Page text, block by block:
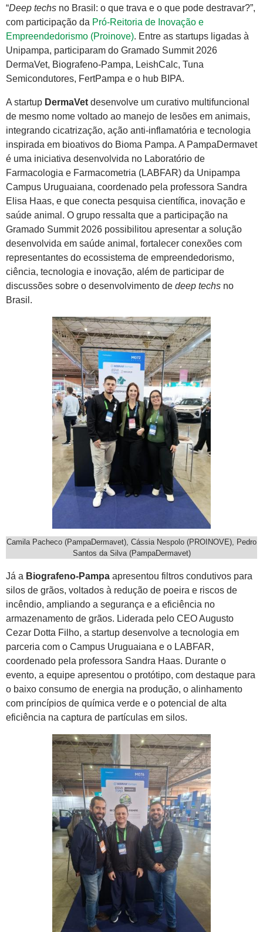
“Deep techs no Brasil: o que trava e o que pode destravar?”,
com participação da Pró-Reitoria de Inovação e
Empreendedorismo (Proinove). Entre as startups ligadas à
Unipampa, participaram do Gramado Summit 2026
DermaVet, Biografeno-Pampa, LeishCalc, Tuna
Semicondutores, FertPampa e o hub BIPA.
A startup DermaVet desenvolve um curativo multifuncional
de mesmo nome voltado ao manejo de lesões em animais,
integrando cicatrização, ação anti-inflamatória e tecnologia
inspirada em bioativos do Bioma Pampa. A PampaDermavet
é uma iniciativa desenvolvida no Laboratório de
Farmacologia e Farmacometria (LABFAR) da Unipampa
Campus Uruguaiana, coordenado pela professora Sandra
Elisa Haas, e que conecta pesquisa científica, inovação e
saúde animal. O grupo ressalta que a participação na
Gramado Summit 2026 possibilitou apresentar a solução
desenvolvida em saúde animal, fortalecer conexões com
representantes do ecossistema de empreendedorismo,
ciência, tecnologia e inovação, além de participar de
discussões sobre o desenvolvimento de deep techs no
Brasil.
Camila Pacheco (PampaDermavet), Cássia Nespolo (PROINOVE), Pedro
Santos da Silva (PampaDermavet)
Já a Biografeno-Pampa apresentou filtros condutivos para
silos de grãos, voltados à redução de poeira e riscos de
incêndio, ampliando a segurança e a eficiência no
armazenamento de grãos. Liderada pelo CEO Augusto
Cezar Dotta Filho, a startup desenvolve a tecnologia em
parceria com o Campus Uruguaiana e o LABFAR,
coordenado pela professora Sandra Haas. Durante o
evento, a equipe apresentou o protótipo, com destaque para
o baixo consumo de energia na produção, o alinhamento
com princípios de química verde e o potencial de alta
eficiência na captura de partículas em silos.